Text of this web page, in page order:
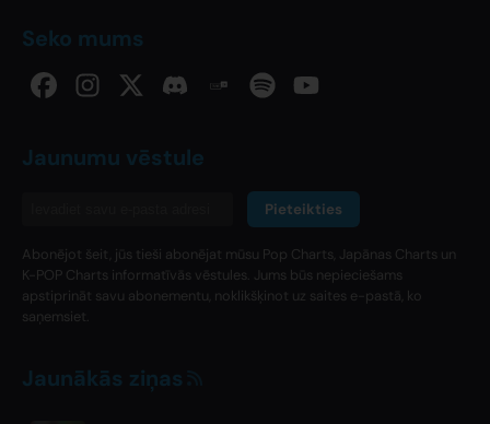
Seko mums
Jaunumu vēstule
Pieteikties
Abonējot šeit, jūs tieši abonējat mūsu Pop Charts, Japānas Charts un
K-POP Charts informatīvās vēstules. Jums būs nepieciešams
apstiprināt savu abonementu, noklikšķinot uz saites e-pastā, ko
saņemsiet.
Jaunākās ziņas